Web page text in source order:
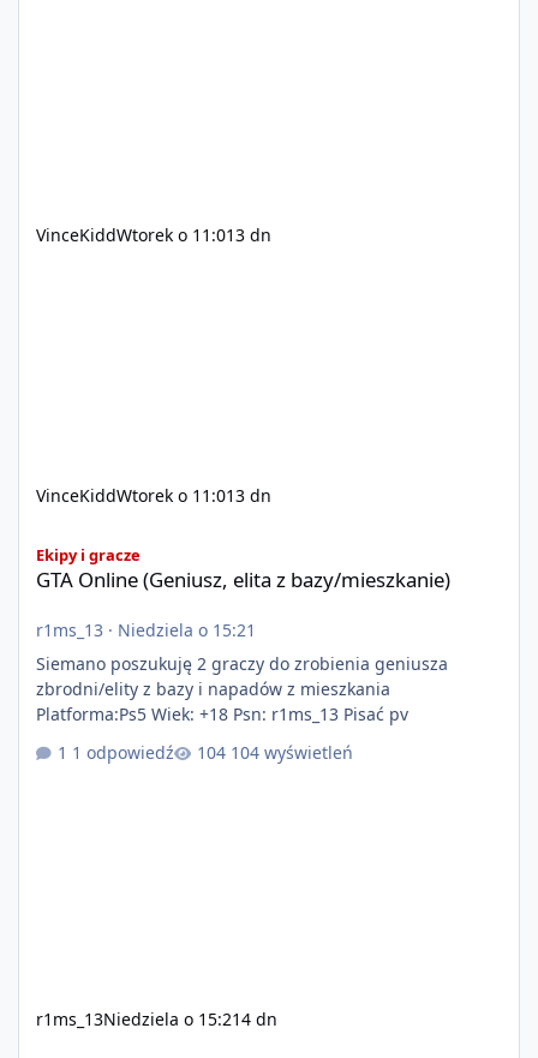
VinceKiddWtorek o 11:013 dn
VinceKiddWtorek o 11:013 dn
Ekipy i gracze
GTA Online (Geniusz, elita z bazy/mieszkanie)
r1ms_13 · Niedziela o 15:21
Siemano poszukuję 2 graczy do zrobienia geniusza
zbrodni/elity z bazy i napadów z mieszkania
Platforma:Ps5 Wiek: +18 Psn: r1ms_13 Pisać pv
1 odpowiedź
104 wyświetleń
r1ms_13Niedziela o 15:214 dn